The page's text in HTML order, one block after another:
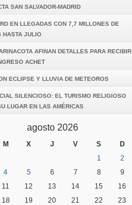
SAN SALVADOR-MADRID
EN LLEGADAS CON 7,7 MILLONES DE
HASTA JULIO
AFINAN DETALLES PARA RECIBIR
ACHET
ECLIPSE Y LLUVIA DE METEOROS
SILENCIOSO: EL TURISMO RELIGIOSO
LUGAR EN LAS AMÉRICAS
agosto 2026
M X J V S
D
1
2
4 5 6 7 8
9
11 12 13 14 15
16
18 19 20 21 22
23